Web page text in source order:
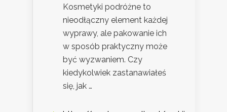
Kosmetyki podróżne to
nieodłączny element każdej
wyprawy, ale pakowanie ich
w sposób praktyczny może
być wyzwaniem. Czy
kiedykolwiek zastanawiałeś
się, jak …